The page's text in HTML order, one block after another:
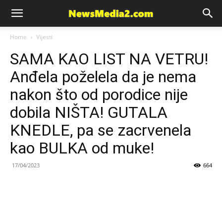
News
Media
Home Vijesti
SAMA KAO LIST NA VETRU!
Anđela poželela da je nema
nakon što od porodice nije
dobila NIŠTA! GUTALA
KNEDLE, pa se zacrvenela
kao BULKA od muke!
17/04/2023 664